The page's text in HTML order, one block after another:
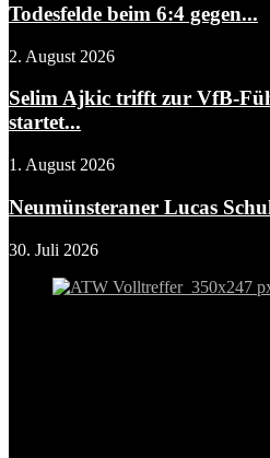
Todesfelde beim 6:4 gegen...
2. August 2026
Selim Ajkic trifft zur VfB-
startet...
1. August 2026
Neumünsteraner Lucas
30. Juli 2026